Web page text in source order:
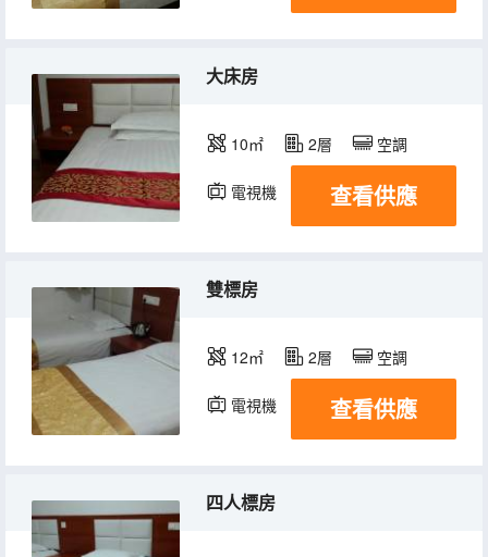
大床房
10㎡ 2層 空調
電視機 查看供應
雙標房
12㎡ 2層 空調
電視機 查看供應
四人標房